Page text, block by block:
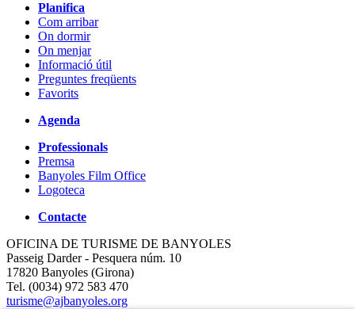
Planifica
Com arribar
On dormir
On menjar
Informació útil
Preguntes freqüents
Favorits
Agenda
Professionals
Premsa
Banyoles Film Office
Logoteca
Contacte
OFICINA DE TURISME DE BANYOLES
Passeig Darder - Pesquera núm. 10
17820 Banyoles (Girona)
Tel. (0034) 972 583 470
turisme@ajbanyoles.org